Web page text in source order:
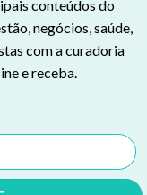
conteúdos do
negócios, saúde,
com a curadoria
e receba.